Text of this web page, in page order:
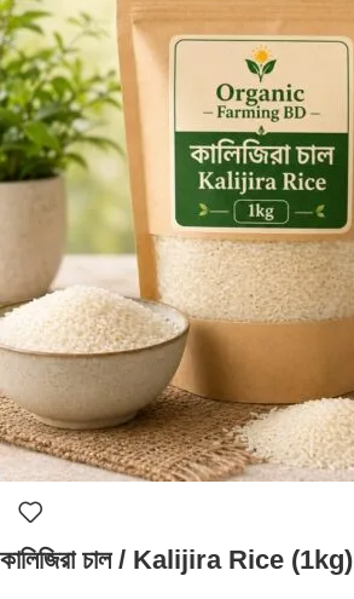
কালিজিরা চাল / Kalijira Rice (1kg)